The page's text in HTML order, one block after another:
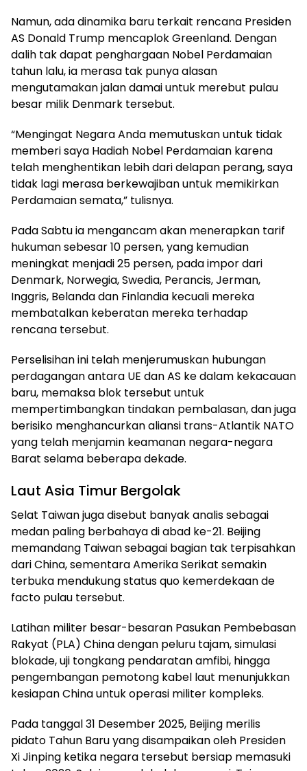
Namun, ada dinamika baru terkait rencana Presiden
AS Donald Trump mencaplok Greenland. Dengan
dalih tak dapat penghargaan Nobel Perdamaian
tahun lalu, ia merasa tak punya alasan
mengutamakan jalan damai untuk merebut pulau
besar milik Denmark tersebut.
“Mengingat Negara Anda memutuskan untuk tidak
memberi saya Hadiah Nobel Perdamaian karena
telah menghentikan lebih dari delapan perang, saya
tidak lagi merasa berkewajiban untuk memikirkan
Perdamaian semata,” tulisnya.
Pada Sabtu ia mengancam akan menerapkan tarif
hukuman sebesar 10 persen, yang kemudian
meningkat menjadi 25 persen, pada impor dari
Denmark, Norwegia, Swedia, Perancis, Jerman,
Inggris, Belanda dan Finlandia kecuali mereka
membatalkan keberatan mereka terhadap
rencana tersebut.
Perselisihan ini telah menjerumuskan hubungan
perdagangan antara UE dan AS ke dalam kekacauan
baru, memaksa blok tersebut untuk
mempertimbangkan tindakan pembalasan, dan juga
berisiko menghancurkan aliansi trans-Atlantik NATO
yang telah menjamin keamanan negara-negara
Barat selama beberapa dekade.
Laut Asia Timur Bergolak
Selat Taiwan juga disebut banyak analis sebagai
medan paling berbahaya di abad ke-21. Beijing
memandang Taiwan sebagai bagian tak terpisahkan
dari China, sementara Amerika Serikat semakin
terbuka mendukung status quo kemerdekaan de
facto pulau tersebut.
Latihan militer besar-besaran Pasukan Pembebasan
Rakyat (PLA) China dengan peluru tajam, simulasi
blokade, uji tongkang pendaratan amfibi, hingga
pengembangan pemotong kabel laut menunjukkan
kesiapan China untuk operasi militer kompleks.
Pada tanggal 31 Desember 2025, Beijing merilis
pidato Tahun Baru yang disampaikan oleh Presiden
Xi Jinping ketika negara tersebut bersiap memasuki